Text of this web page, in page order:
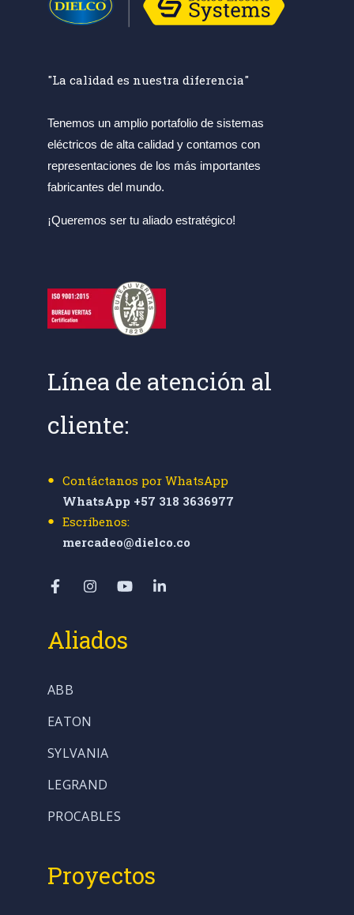
"La calidad es nuestra diferencia"
Tenemos un amplio portafolio de sistemas
eléctricos de alta calidad y contamos con
representaciones de los más importantes
fabricantes del mundo.
¡Queremos ser tu aliado estratégico!
Línea de atención al
cliente:
Contáctanos por WhatsApp
WhatsApp +57 318 3636977
Escríbenos:
mercadeo@dielco.co
Aliados
ABB
EATON
SYLVANIA
LEGRAND
PROCABLES
Proyectos